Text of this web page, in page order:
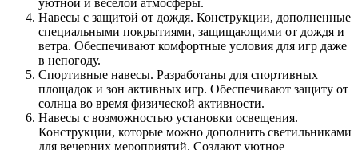
уютной и веселой атмосферы.
Навесы с защитой от дождя. Конструкции, дополненные
специальными покрытиями, защищающими от дождя и
ветра. Обеспечивают комфортные условия для игр даже
в непогоду.
Спортивные навесы. Разработаны для спортивных
площадок и зон активных игр. Обеспечивают защиту от
солнца во время физической активности.
Навесы с возможностью установки освещения.
Конструкции, которые можно дополнить светильниками
для вечерних мероприятий. Создают уютное